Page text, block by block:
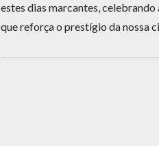
estes dias marcantes,
que reforça o prestígio da nossa